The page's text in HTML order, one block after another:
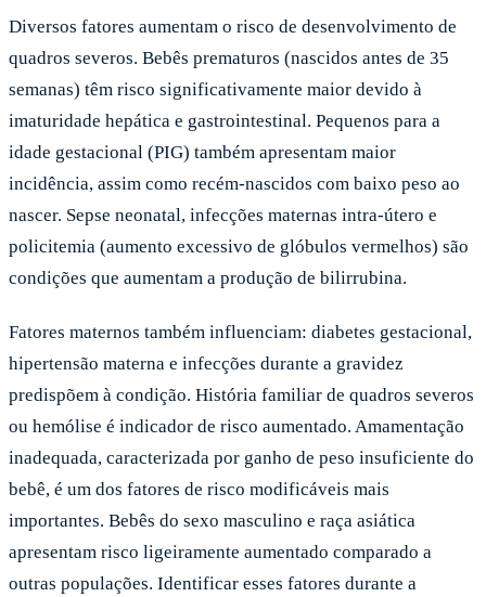
Diversos fatores aumentam o risco de desenvolvimento de
quadros severos. Bebês prematuros (nascidos antes de 35
semanas) têm risco significativamente maior devido à
imaturidade hepática e gastrointestinal. Pequenos para a
idade gestacional (PIG) também apresentam maior
incidência, assim como recém-nascidos com baixo peso ao
nascer. Sepse neonatal, infecções maternas intra-útero e
policitemia (aumento excessivo de glóbulos vermelhos) são
condições que aumentam a produção de bilirrubina.
Fatores maternos também influenciam: diabetes gestacional,
hipertensão materna e infecções durante a gravidez
predispõem à condição. História familiar de quadros severos
ou hemólise é indicador de risco aumentado. Amamentação
inadequada, caracterizada por ganho de peso insuficiente do
bebê, é um dos fatores de risco modificáveis mais
importantes. Bebês do sexo masculino e raça asiática
apresentam risco ligeiramente aumentado comparado a
outras populações. Identificar esses fatores durante a